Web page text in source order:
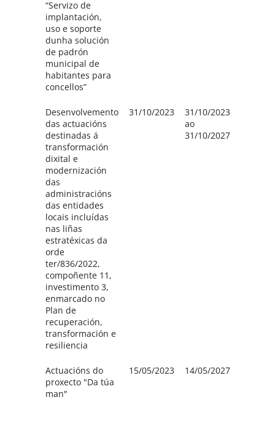
“Servizo de
implantación,
uso e soporte
dunha solución
de padrón
municipal de
habitantes para
concellos”
Desenvolvemento
das actuacións
destinadas á
transformación
dixital e
modernización
das
administracións
das entidades
locais incluídas
nas liñas
estratéxicas da
orde
ter/836/2022,
compoñente 11,
investimento 3,
enmarcado no
Plan de
recuperación,
transformación e
resiliencia
31/10/2023
31/10/2023
ao
31/10/2027
Actuacións do
proxecto "Da túa
man"
15/05/2023 14/05/2027